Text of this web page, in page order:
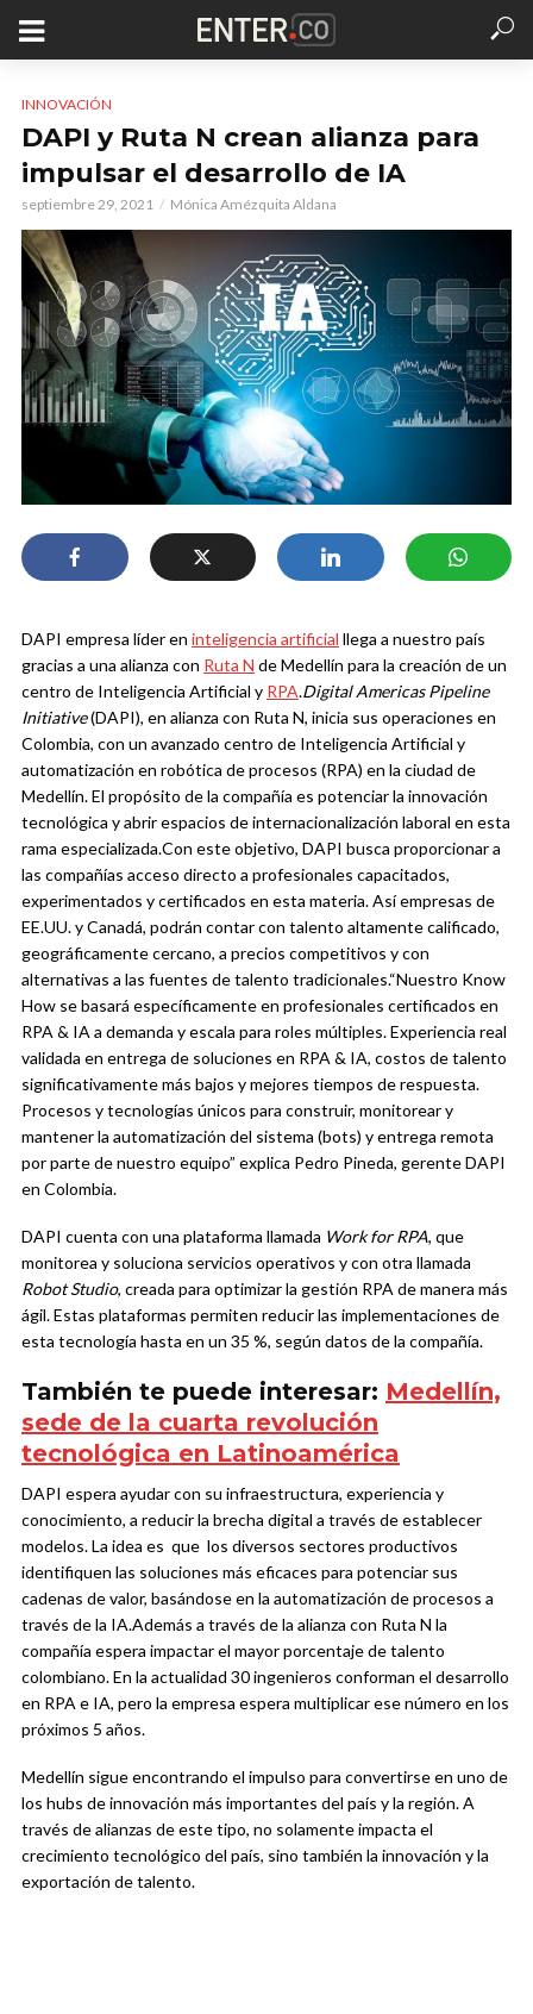
INNOVACIÓN
DAPI y Ruta N crean alianza para
impulsar el desarrollo de IA
septiembre 29, 2021 Mónica Amézquita Aldana
DAPI empresa líder en inteligencia artificial llega a nuestro país
gracias a una alianza con Ruta N de Medellín para la creación de un
centro de Inteligencia Artificial y RPA.Digital Americas Pipeline
Initiative(DAPI), en alianza con Ruta N, inicia sus operaciones en
Colombia, con un avanzado centro de Inteligencia Artificial y
automatización en robótica de procesos (RPA) en la ciudad de
Medellín. El propósito de la compañía es potenciar la innovación
tecnológica y abrir espacios de internacionalización laboral en esta
rama especializada.Con este objetivo, DAPI busca proporcionar a
las compañías acceso directo a profesionales capacitados,
experimentados y certificados en esta materia. Así empresas de
EE.UU. y Canadá, podrán contar con talento altamente calificado,
geográficamente cercano, a precios competitivos y con
alternativas a las fuentes de talento tradicionales.“Nuestro Know
How se basará específicamente en profesionales certificados en
RPA & IA a demanda y escala para roles múltiples. Experiencia real
validada en entrega de soluciones en RPA & IA, costos de talento
significativamente más bajos y mejores tiempos de respuesta.
Procesos y tecnologías únicos para construir, monitorear y
mantener la automatización del sistema (bots) y entrega remota
por parte de nuestro equipo” explica Pedro Pineda, gerente DAPI
en Colombia.
DAPI cuenta con una plataforma llamada Work for RPA, que
monitorea y soluciona servicios operativos y con otra llamada
Robot Studio, creada para optimizar la gestión RPA de manera más
ágil. Estas plataformas permiten reducir las implementaciones de
esta tecnología hasta en un 35 %, según datos de la compañía.
También te puede interesar: Medellín,
sede de la cuarta revolución
tecnológica en Latinoamérica
DAPI espera ayudar con su infraestructura, experiencia y
conocimiento, a reducir la brecha digital a través de establecer
modelos. La idea es que los diversos sectores productivos
identifiquen las soluciones más eficaces para potenciar sus
cadenas de valor, basándose en la automatización de procesos a
través de la IA.Además a través de la alianza con Ruta N la
compañía espera impactar el mayor porcentaje de talento
colombiano. En la actualidad 30 ingenieros conforman el desarrollo
en RPA e IA, pero la empresa espera multiplicar ese número en los
próximos 5 años.
Medellín sigue encontrando el impulso para convertirse en uno de
los hubs de innovación más importantes del país y la región. A
través de alianzas de este tipo, no solamente impacta el
crecimiento tecnológico del país, sino también la innovación y la
exportación de talento.